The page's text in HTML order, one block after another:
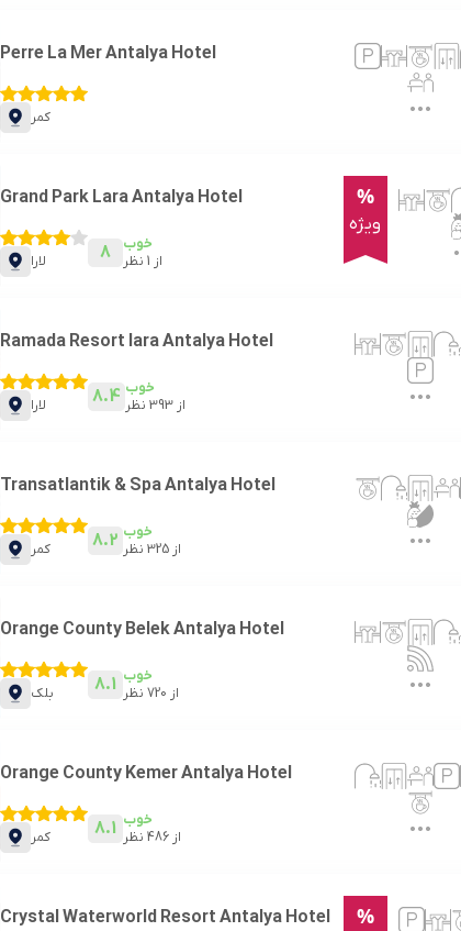
Perre La Mer Antalya Hotel
کمر
Grand Park Lara Antalya Hotel
لارا 8
خوب
از 1نظر
%
ویژه
Ramada Resort lara Antalya Hotel
لارا 8.4 خوب
از 393نظر
Transatlantik & Spa Antalya Hotel
کمر 8.2 خوب
از 325نظر
Orange County Belek Antalya Hotel
بلک 8.1 خوب
از 720نظر
Orange County Kemer Antalya Hotel
کمر 8.1 خوب
از 486نظر
Crystal Waterworld Resort Antalya Hotel %